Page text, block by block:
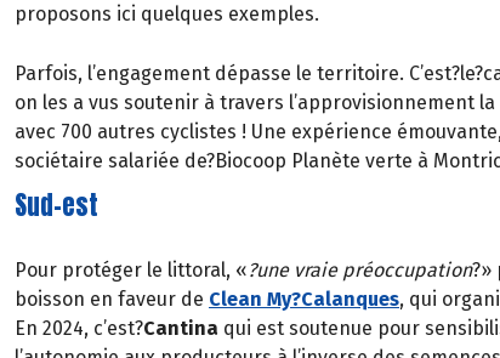
proposons ici quelques exemples.
Parfois, l’engagement dépasse le territoire.
on les a vus soutenir à travers l’approvisionnement
avec 700 autres cyclistes ! Une expérience
sociétaire salariée de?Biocoop Planète verte à
Sud-est
Pour protéger le littoral, «?une vraie préoccupation?»
boisson en faveur de Clean My?Calanques, qui
En 2024, c’est?Cantina qui est soutenue pour